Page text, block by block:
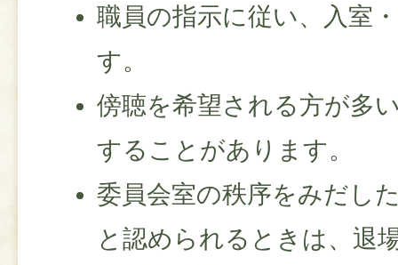
職員の指示に従い、入室
す。
傍聴を希望される方が多
することがあります。
委員会室の秩序をみだし
と認められるときは、退